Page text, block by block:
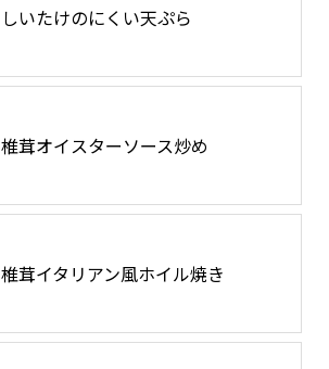
しいたけのにくい天ぷら
椎茸オイスターソース炒め
椎茸イタリアン風ホイル焼き